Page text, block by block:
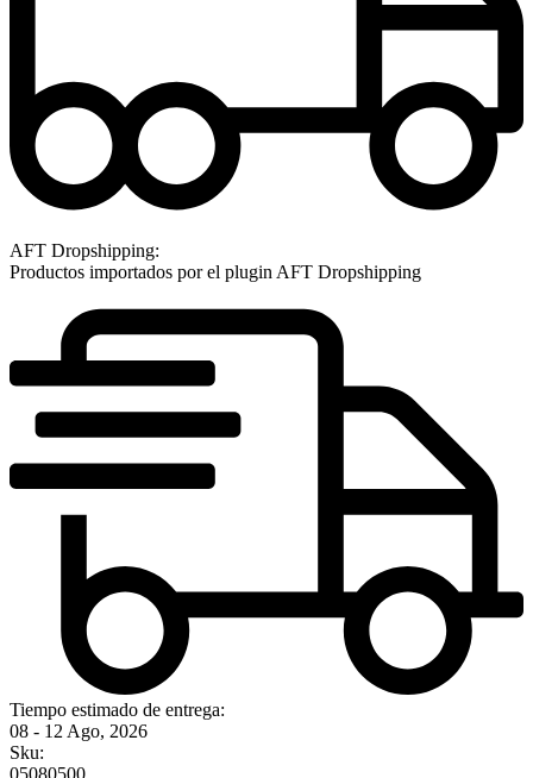
AFT Dropshipping:
Productos importados por el plugin AFT Dropshipping
Tiempo estimado de entrega:
08 - 12 Ago, 2026
Sku:
05080500